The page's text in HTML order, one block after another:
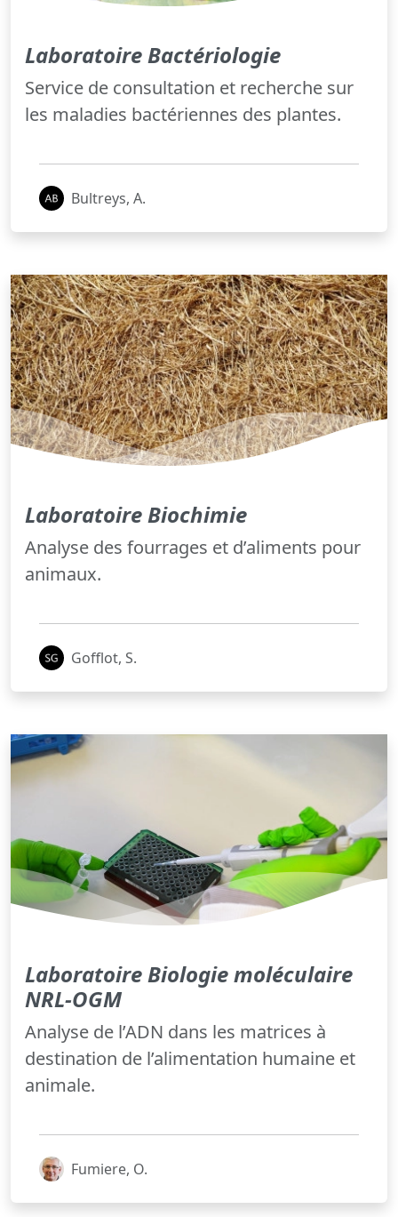
Laboratoire Bactériologie
Service de consultation et recherche sur
les maladies bactériennes des plantes.
Bultreys, A.
Laboratoire Biochimie
Analyse des fourrages et d’aliments pour
animaux.
Gofflot, S.
Laboratoire Biologie moléculaire
NRL-OGM
Analyse de l’ADN dans les matrices à
destination de l’alimentation humaine et
animale.
Fumiere, O.